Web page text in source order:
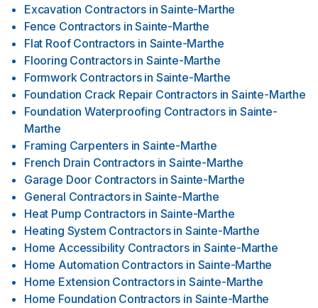
Excavation Contractors in Sainte-Marthe
Fence Contractors in Sainte-Marthe
Flat Roof Contractors in Sainte-Marthe
Flooring Contractors in Sainte-Marthe
Formwork Contractors in Sainte-Marthe
Foundation Crack Repair Contractors in Sainte-Marthe
Foundation Waterproofing Contractors in Sainte-
Marthe
Framing Carpenters in Sainte-Marthe
French Drain Contractors in Sainte-Marthe
Garage Door Contractors in Sainte-Marthe
General Contractors in Sainte-Marthe
Heat Pump Contractors in Sainte-Marthe
Heating System Contractors in Sainte-Marthe
Home Accessibility Contractors in Sainte-Marthe
Home Automation Contractors in Sainte-Marthe
Home Extension Contractors in Sainte-Marthe
Home Foundation Contractors in Sainte-Marthe